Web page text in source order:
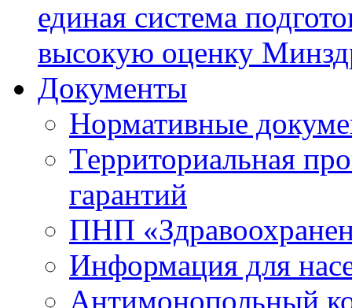
единая система
высокую оценку
Документы
Нормативные
Территориальная
гарантий
ПНП
Информация для
Антимонопольный